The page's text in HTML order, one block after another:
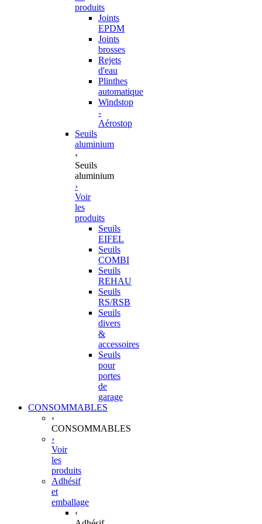
produits
Joints
EPDM
Joints
brosses
Rejets
d'eau
Plinthes
automatique
Windstop
-
Aérostop
Seuils
aluminium
‹
Seuils
aluminium
›
Voir
les
produits
Seuils
EIFEL
Seuils
COMBI
Seuils
REHAU
Seuils
RS/RSB
Seuils
divers
&
accessoires
Seuils
pour
portes
de
garage
CONSOMMABLES
‹
CONSOMMABLES
›
Voir
les
produits
Adhésif
et
emballage
‹